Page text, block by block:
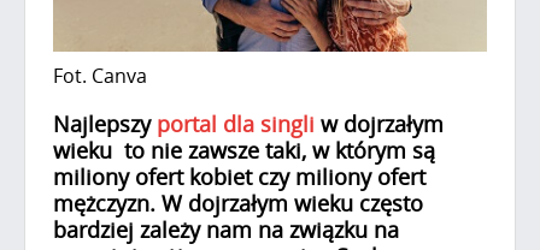
Fot. Canva
Najlepszy portal dla singli w dojrzałym
wieku to nie zawsze taki, w którym są
miliony ofert kobiet czy miliony ofert
mężczyzn. W dojrzałym wieku często
bardziej zależy nam na związku na